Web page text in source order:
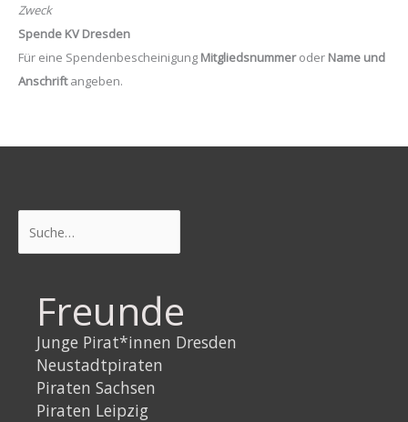
Zweck
Spende KV Dresden
Für eine Spendenbescheinigung Mitgliedsnummeroder Name und
Anschriftangeben.
Freunde
Junge Pirat*innen Dresden
Neustadtpiraten
Piraten Sachsen
Piraten Leipzig